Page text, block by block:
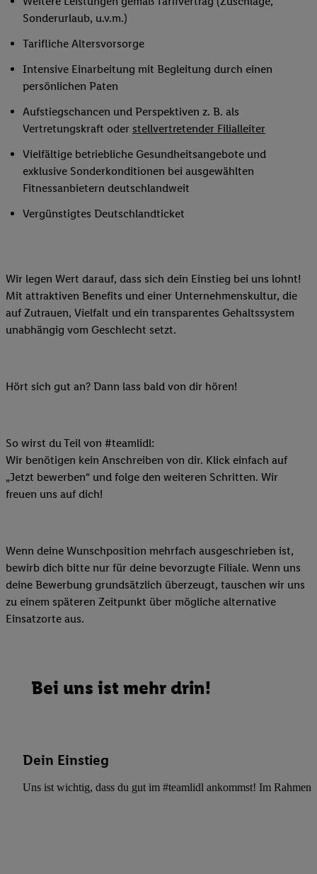
Sonderurlaub, u.v.m.)
Tarifliche Altersvorsorge
Intensive Einarbeitung mit Begleitung durch einen
persönlichen Paten
Aufstiegschancen und Perspektiven z. B. als
Vertretungskraft oder stellvertretender Filialleiter
Vielfältige betriebliche Gesundheitsangebote und
exklusive Sonderkonditionen bei ausgewählten
Fitnessanbietern deutschlandweit
Vergünstigtes Deutschlandticket
Wir legen Wert darauf, dass sich dein Einstieg bei uns lohnt!
Mit attraktiven Benefits und einer Unternehmenskultur, die
auf Zutrauen, Vielfalt und ein transparentes Gehaltssystem
unabhängig vom Geschlecht setzt.
Hört sich gut an? Dann lass bald von dir hören!
So wirst du Teil von #teamlidl:
Wir benötigen kein Anschreiben von dir. Klick einfach auf
„Jetzt bewerben“ und folge den weiteren Schritten. Wir
freuen uns auf dich!
Wenn deine Wunschposition mehrfach ausgeschrieben ist,
bewirb dich bitte nur für deine bevorzugte Filiale. Wenn uns
deine Bewerbung grundsätzlich überzeugt, tauschen wir uns
zu einem späteren Zeitpunkt über mögliche alternative
Einsatzorte aus.
Bei uns ist mehr drin!
Dein Einstieg
Uns ist wichtig, dass du gut im #teamlidl ankommst! Im Rahmen